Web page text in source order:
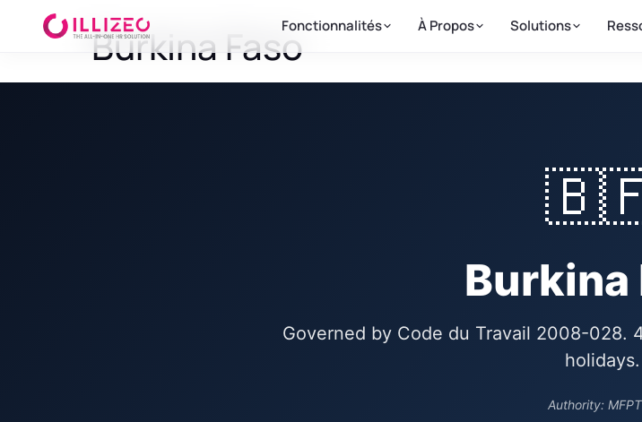
Fonctionnalités À Propos Solutions
Burkina Faso
Burkina
Governed by Code du Travail 2008-028.
holidays.
Authority: